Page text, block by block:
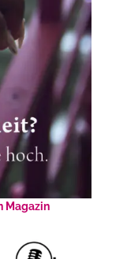
Magazin